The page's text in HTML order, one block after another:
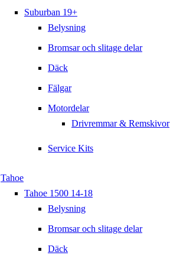
Suburban 19+
Belysning
Bromsar och slitage delar
Däck
Fälgar
Motordelar
Drivremmar & Remskivor
Service Kits
Tahoe
Tahoe 1500 14-18
Belysning
Bromsar och slitage delar
Däck